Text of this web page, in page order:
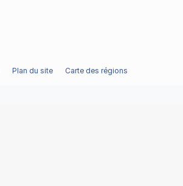
Plan du site Carte des régions